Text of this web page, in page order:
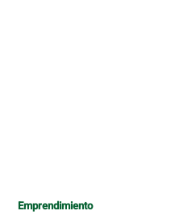
Emprendimiento